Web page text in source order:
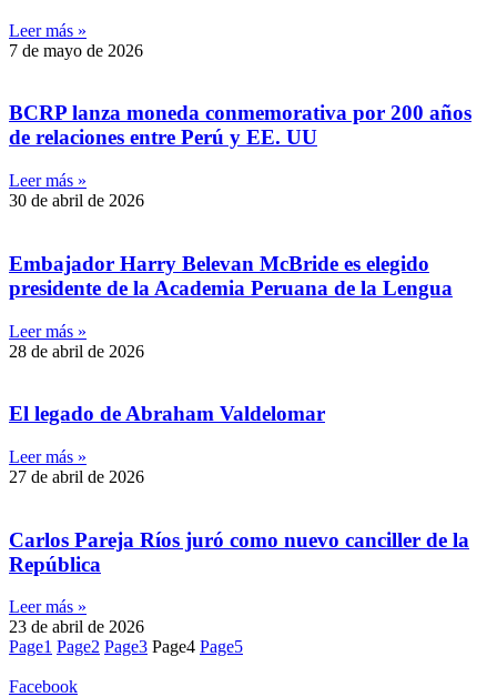
Leer más »
7 de mayo de 2026
BCRP lanza moneda conmemorativa por 200 años
de relaciones entre Perú y EE. UU
Leer más »
30 de abril de 2026
Embajador Harry Belevan McBride es elegido
presidente de la Academia Peruana de la Lengua
Leer más »
28 de abril de 2026
El legado de Abraham Valdelomar
Leer más »
27 de abril de 2026
Carlos Pareja Ríos juró como nuevo canciller de la
República
Leer más »
23 de abril de 2026
Page1 Page2 Page3 Page4 Page5
Facebook